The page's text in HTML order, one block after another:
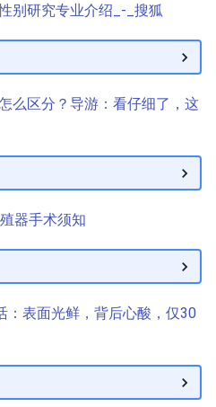
别研究专业介绍_-_搜狐
么区分？导游：看仔细了，这
器手术须知
：表面光鲜，背后心酸，仅30